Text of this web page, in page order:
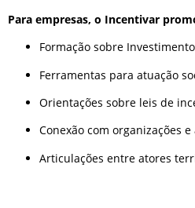
Para empresas, o Incentivar
Formação sobre
Ferramentas para atuação
Orientações sobre leis de
Conexão com organizações
Articulações entre atores